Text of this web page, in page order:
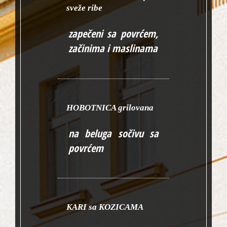
sveže ribe
zapečeni sa povrćem,
začinima i maslinama
HOBOTNICA grilovana
na beluga sočivu sa
povrćem
KARI sa KOZICAMA